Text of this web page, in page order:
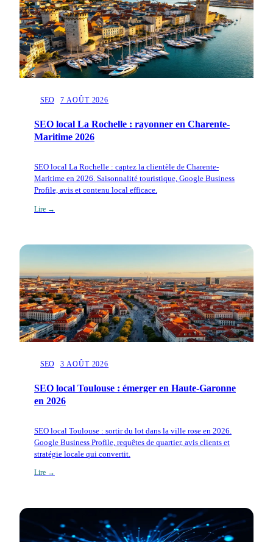
SEO 7 AOÛT 2026
SEO local La Rochelle : rayonner en Charente-
Maritime 2026
SEO local La Rochelle : captez la clientèle de Charente-
Maritime en 2026. Saisonnalité touristique, Google Business
Profile, avis et contenu local efficace.
Lire →
SEO 3 AOÛT 2026
SEO local Toulouse : émerger en Haute-Garonne
en 2026
SEO local Toulouse : sortir du lot dans la ville rose en 2026.
Google Business Profile, requêtes de quartier, avis clients et
stratégie locale qui convertit.
Lire →